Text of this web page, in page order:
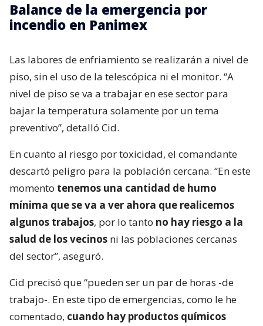
Balance de la emergencia por
incendio en Panimex
Las labores de enfriamiento se realizarán a nivel de
piso, sin el uso de la telescópica ni el monitor. “A
nivel de piso se va a trabajar en ese sector para
bajar la temperatura solamente por un tema
preventivo”, detalló Cid.
En cuanto al riesgo por toxicidad, el comandante
descartó peligro para la población cercana. “En este
momento tenemos una cantidad de humo
mínima que se va a ver ahora que realicemos
algunos trabajos, por lo tanto no hay riesgo a la
salud de los vecinos ni las poblaciones cercanas
del sector”, aseguró.
Cid precisó que “pueden ser un par de horas -de
trabajo-. En este tipo de emergencias, como le he
comentado, cuando hay productos químicos